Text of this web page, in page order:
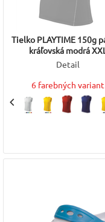
Tielko PLAYTIME 150g
kráľovská modrá
Detail
6 farebných variant